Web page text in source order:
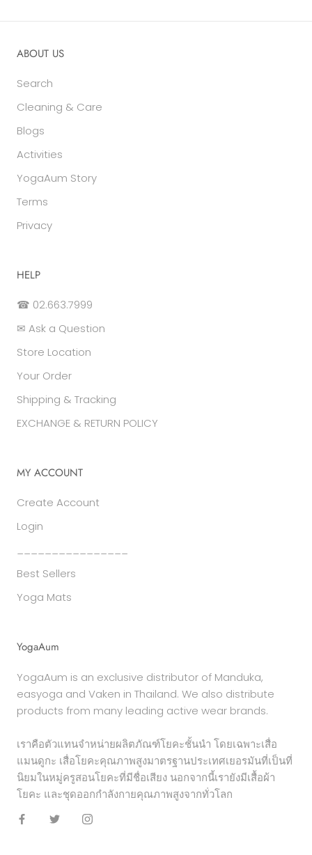
ABOUT US
Search
Cleaning & Care
Blogs
Activities
YogaAum Story
Terms
Privacy
HELP
☎ 02.663.7999
✉ Ask a Question
Store Location
Your Order
Shipping & Tracking
EXCHANGE & RETURN POLICY
MY ACCOUNT
Create Account
Login
Best Sellers
Yoga Mats
YogaAum
YogaAum is an exclusive distributor of Manduka,
easyoga and Vaken in Thailand. We also distribute
products from many leading active wear brands.
เราคือตัวแทนจำหน่ายผลิตภัณฑ์โยคะชั้นนำ โดยเฉพาะเสื่อ
แมนดูกะ เสื่อโยคะคุณภาพสูงมาตรฐานประเทศเยอรมันที่เป็นที่
นิยมในหมู่ครูสอนโยคะที่มีชื่อเสียง นอกจากนี้เรายังมีเสื้อผ้า
โยคะ และชุดออกกำลังกายคุณภาพสูงจากทั่วโลก